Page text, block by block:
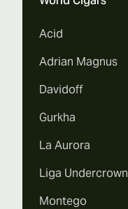
Acid
Adrian Magnus
Davidoff
Gurkha
La Aurora
Liga Undercrown
Montego